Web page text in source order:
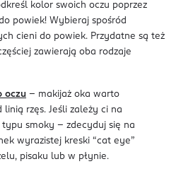
kolor swoich oczu poprzez
powiek! Wybieraj spośród
cieni do powiek. Przydatne są też
zawierają oba rodzaje
oczu - makijaż oka warto
linią rzęs. Jeśli zależy ci na
smoky - zdecyduj się na
wyrazistej kreski “cat eye”
pisaku lub w płynie.